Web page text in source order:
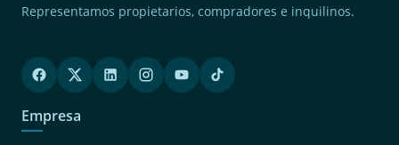
Representamos propietarios, compradores e inquilinos.
Empresa